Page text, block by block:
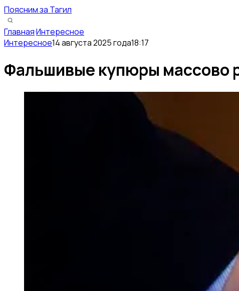
Поясним за Тагил
Главная·Интересное
Интересное14 августа 2025 года18:17
Фальшивые купюры массово